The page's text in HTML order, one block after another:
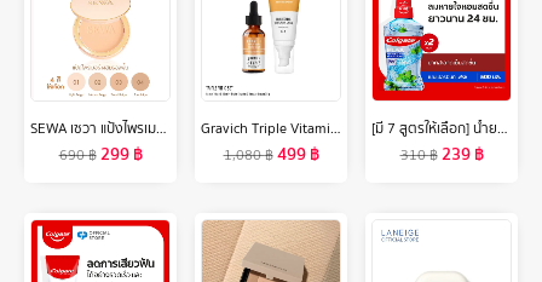
SEWA เซวา แป้งไพรเมอร์ผสมรองพื้น มีให้เลือก 4 เฉดสี (ขนาด10g.) จัดการความมัน ป้องกันผิวจากแสงแดด ปกปิด เรียบเนียน
690฿299฿
Gravich Triple Vitamin C Booster Serum + Triple Vitamin C Booster Cream Set
1,080฿499฿
[มี 7 สูตรให้เลือก] น้ำยาบ้วนปาก คอลเกต น้ำยาบ้วนปาก 500 มล. รวม 2 ขวด [Available in 8 variants] Colgate Plax Mouthwash Mouthwash 500ml Total 2 Bottles
310฿239฿